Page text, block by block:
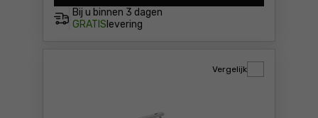
Bij u binnen 3 dagen
GRATIS levering
Vergelijk